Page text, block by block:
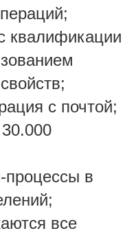
квалификации
с почтой;
процессы в
все